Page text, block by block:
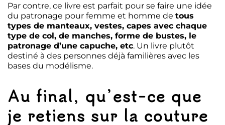
Par contre, ce livre est parfait pour se faire une idée
du patronage pour femme et homme de tous
types de manteaux, vestes, capes avec chaque
type de col, de manches, forme de bustes, le
patronage d’une capuche, etc. Un livre plutôt
destiné à des personnes déjà familières avec les
bases du modélisme.
Au final, qu’est-ce que
je retiens sur la couture